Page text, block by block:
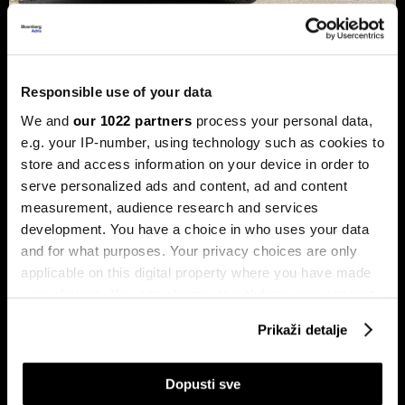
Responsible use of your data
We and our 1022 partners process your personal data,
e.g. your IP-number, using technology such as cookies to
store and access information on your device in order to
serve personalized ads and content, ad and content
measurement, audience research and services
development. You have a choice in who uses your data
and for what purposes. Your privacy choices are only
applicable on this digital property where you have made
your choices. You can change or withdraw your consent
If you allow, we would also like to:
Prikaži detalje
Dopusti sve
automobil koji priča kao navijen
Luksuzni fastback s vlastitim čipom koji po
performansama nadmašuje usporedive Nvidijine proizvode.
Slučaj Fekkai - ni luksuzni biznisi